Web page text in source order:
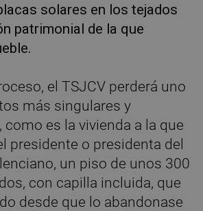
solares en los tejados
patrimonial de la que
el TSJCV perderá uno
más singulares y
es la vivienda a la que
presidente o presidenta del
un piso de unos 300
con capilla incluida, que
desde que lo abandonase